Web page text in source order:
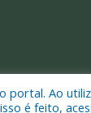
do Ajuru.
portal. Ao
é feito,